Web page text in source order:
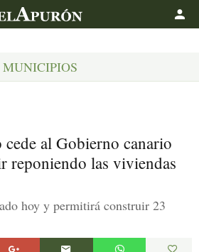
MUNICIPIOS
al Gobierno canario
reponiendo las viviendas
hoy y permitirá construir 23